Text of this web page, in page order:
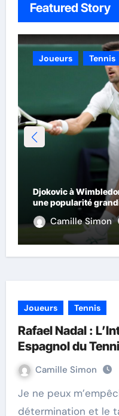
Featured Story
Joueurs Sports
La progression
admiration
Camille Simon
Joueurs Tennis
Rafael Nadal :
Espagnol du
Camille Simon
Je ne peux m’empêcher d’admirer la force, la
détermination et le